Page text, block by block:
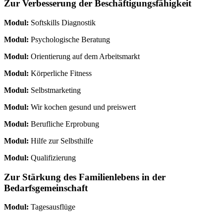
Zur Verbesserung der Beschäftigungsfähigkeit
Modul: Softskills Diagnostik
Modul: Psychologische Beratung
Modul: Orientierung auf dem Arbeitsmarkt
Modul: Körperliche Fitness
Modul: Selbstmarketing
Modul: Wir kochen gesund und preiswert
Modul: Berufliche Erprobung
Modul: Hilfe zur Selbsthilfe
Modul: Qualifizierung
Zur Stärkung des Familienlebens in der
Bedarfsgemeinschaft
Modul: Tagesausflüge